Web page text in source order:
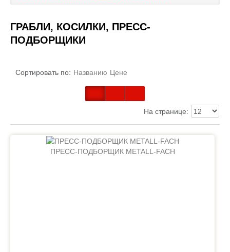
Контакты
Новости и акции
ГРАБЛИ, КОСИЛКИ, ПРЕСС-
ПОДБОРЩИКИ
Сортировать по: Названию Цене
На странице:
ПРЕСС-ПОДБОРЩИК METALL-FACH